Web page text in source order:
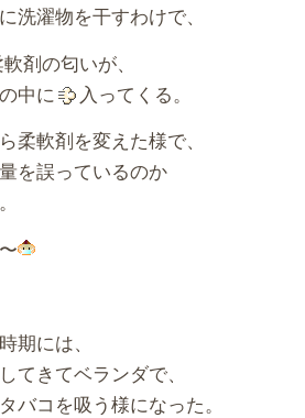
洗濯物を干すわけで、
剤の匂いが、
中に
入ってくる。
柔軟剤を変えた様で、
を誤っているのか
期には、
てきてベランダで、
バコを吸う様になった。